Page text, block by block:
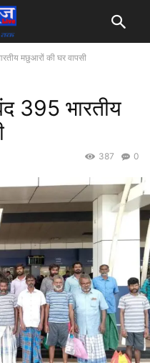
मछुआरों की घर वापसी
395 भारतीय
0
387